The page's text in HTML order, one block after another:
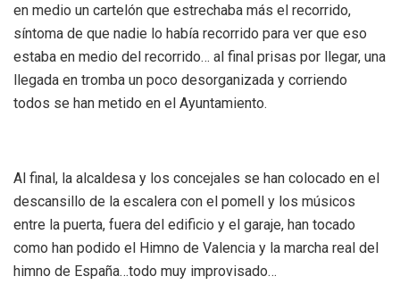
en medio un cartelón que estrechaba más el recorrido,
síntoma de que nadie lo había recorrido para ver que eso
estaba en medio del recorrido… al final prisas por llegar, una
llegada en tromba un poco desorganizada y corriendo
todos se han metido en el Ayuntamiento.
Al final, la alcaldesa y los concejales se han colocado en el
descansillo de la escalera con el pomell y los músicos
entre la puerta, fuera del edificio y el garaje, han tocado
como han podido el Himno de Valencia y la marcha real del
himno de España…todo muy improvisado…